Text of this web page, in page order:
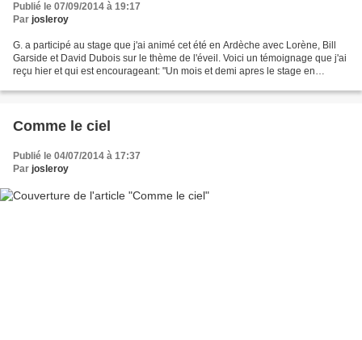
Publié le 07/09/2014 à 19:17
Par josleroy
G. a participé au stage que j'ai animé cet été en Ardèche avec Lorène, Bill
Garside et David Dubois sur le thème de l'éveil. Voici un témoignage que j'ai
reçu hier et qui est encourageant: "Un mois et demi apres le stage en
Comme le ciel
Publié le 04/07/2014 à 17:37
Par josleroy